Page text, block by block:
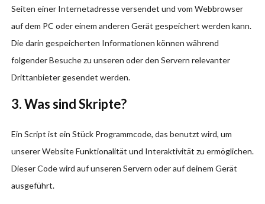
Seiten einer Internetadresse versendet und vom Webbrowser
auf dem PC oder einem anderen Gerät gespeichert werden kann.
Die darin gespeicherten Informationen können während
folgender Besuche zu unseren oder den Servern relevanter
Drittanbieter gesendet werden.
3. Was sind Skripte?
Ein Script ist ein Stück Programmcode, das benutzt wird, um
unserer Website Funktionalität und Interaktivität zu ermöglichen.
Dieser Code wird auf unseren Servern oder auf deinem Gerät
ausgeführt.